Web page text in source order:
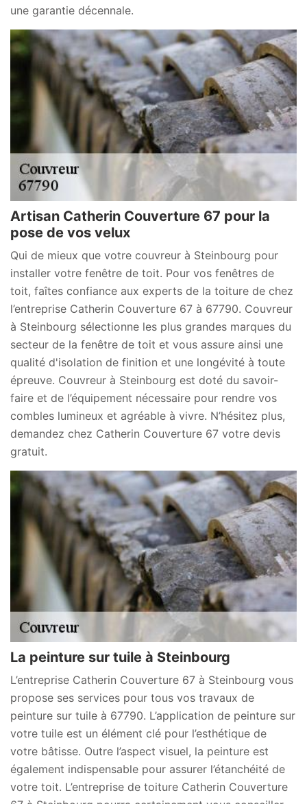
une garantie décennale.
Artisan Catherin Couverture 67 pour la
pose de vos velux
Qui de mieux que votre couvreur à Steinbourg pour
installer votre fenêtre de toit. Pour vos fenêtres de
toit, faîtes confiance aux experts de la toiture de chez
l’entreprise Catherin Couverture 67 à 67790. Couvreur
à Steinbourg sélectionne les plus grandes marques du
secteur de la fenêtre de toit et vous assure ainsi une
qualité d'isolation de finition et une longévité à toute
épreuve. Couvreur à Steinbourg est doté du savoir-
faire et de l’équipement nécessaire pour rendre vos
combles lumineux et agréable à vivre. N’hésitez plus,
demandez chez Catherin Couverture 67 votre devis
gratuit.
La peinture sur tuile à Steinbourg
L’entreprise Catherin Couverture 67 à Steinbourg vous
propose ses services pour tous vos travaux de
peinture sur tuile à 67790. L’application de peinture sur
votre tuile est un élément clé pour l’esthétique de
votre bâtisse. Outre l’aspect visuel, la peinture est
également indispensable pour assurer l’étanchéité de
votre toit. L’entreprise de toiture Catherin Couverture